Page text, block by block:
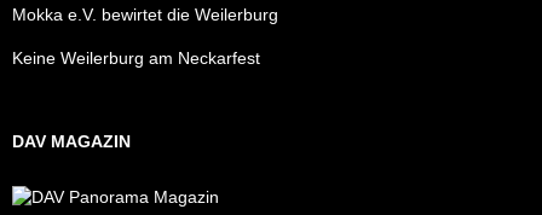
Mokka e.V. bewirtet die Weilerburg
Keine Weilerburg am Neckarfest
DAV MAGAZIN